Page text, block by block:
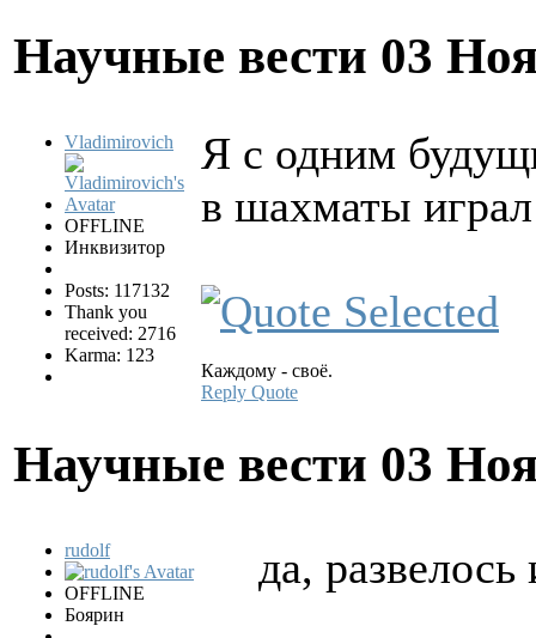
Научные вести 03
Vladimirovich
OFFLINE
Инквизитор
Posts: 117132
Thank you
received: 2716
Karma: 123
Я с одним
в шахматы
Каждому - своё.
Reply Quote
Научные вести 03
rudolf
OFFLINE
Боярин
да,